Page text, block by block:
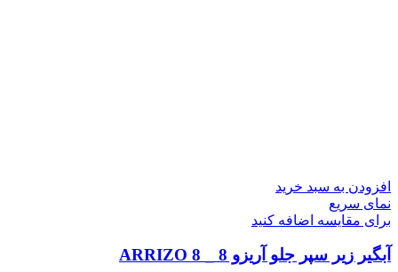
افزودن به سبد خرید
نمای سریع
برای مقایسه اضافه کنید
آبگیر زیر سپر جلو آریزو 8 _ ARRIZO 8